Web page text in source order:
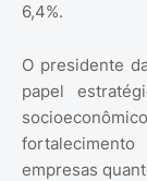
6,4%.
O presidente
papel
empresas